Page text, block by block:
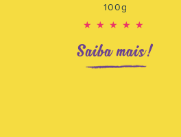
100g
★★★★★
Saiba mais!